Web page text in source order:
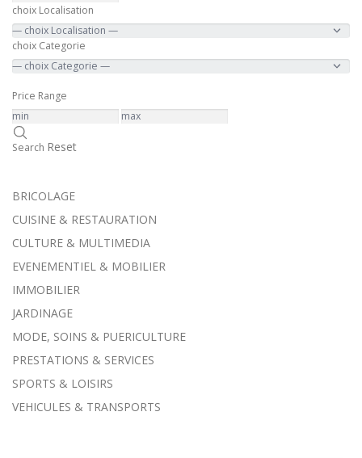
choix Localisation
choix Categorie
Price Range
Search Reset
BRICOLAGE
CUISINE & RESTAURATION
CULTURE & MULTIMEDIA
EVENEMENTIEL & MOBILIER
IMMOBILIER
JARDINAGE
MODE, SOINS & PUERICULTURE
PRESTATIONS & SERVICES
SPORTS & LOISIRS
VEHICULES & TRANSPORTS